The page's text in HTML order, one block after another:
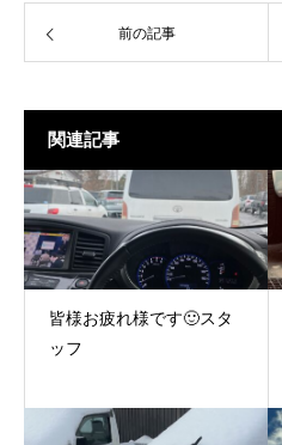
前の記事
関連記事
皆様お疲れ様です🙂スタ
ッフ